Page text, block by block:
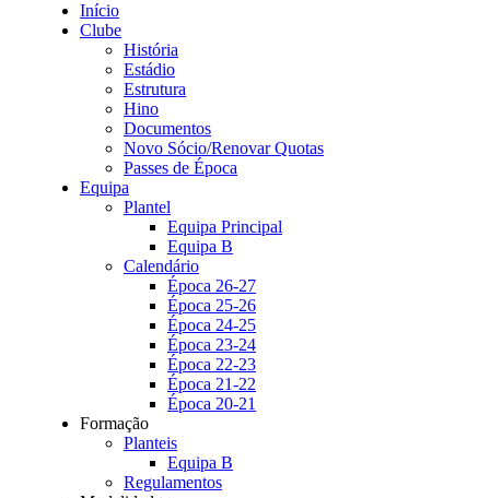
Início
Clube
História
Estádio
Estrutura
Hino
Documentos
Novo Sócio/Renovar Quotas
Passes de Época
Equipa
Plantel
Equipa Principal
Equipa B
Calendário
Época 26-27
Época 25-26
Época 24-25
Época 23-24
Época 22-23
Época 21-22
Época 20-21
Formação
Planteis
Equipa B
Regulamentos